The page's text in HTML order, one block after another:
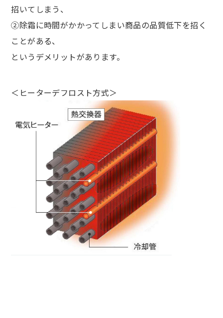
招いてしまう、
②除霜に時間がかかってしまい商品の品質低下を招く
ことがある、
というデメリットがあります。
＜ヒーターデフロスト方式＞